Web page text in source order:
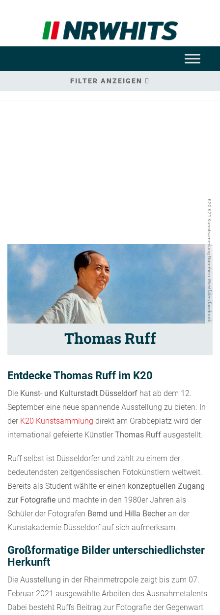
FILTER ANZEIGEN
K20 K21 Kunstsammlung Nordrhein-Westfalen/facebook
Thomas Ruff
Entdecke Thomas Ruff im K20
Die Kunst- und Kulturstadt Düsseldorf hat ab dem 12.
September eine neue spannende Ausstellung zu bieten. In
der K20 Kunstsammlung direkt am Grabbeplatz wird der
international gefeierte Künstler Thomas Ruff ausgestellt.
Ruff selbst ist Düsseldorfer und zählt zu einem der
bedeutendsten zeitgenössischen Fotokünstlern weltweit.
Bereits als Student wählte er einen konzeptuellen Zugang
zur Fotografie und machte in den 1980er Jahren als
Schüler der Fotografen Bernd und Hilla Becheran der
Kunstakademie Düsseldorf auf sich aufmerksam.
Großformatige Bilder unterschiedlichster
Herkunft
Die Ausstellung in der Rheinmetropole zeigt bis zum 07.
Februar 2021 ausgewählte Arbeiten des Ausnahmetalents.
Dabei besteht Ruffs Beitrag zur Fotografie der Gegenwart